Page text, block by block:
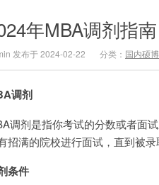
年MBA调剂指南
发布于 2024-02-22 分类： 国内硕
调剂
调剂是指你考试的分数或者面
招满的院校进行面试，直到被录
条件